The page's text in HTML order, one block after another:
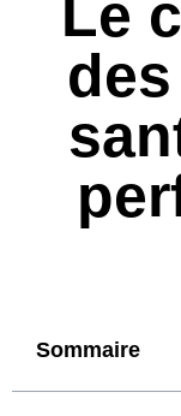
Le
Sommaire